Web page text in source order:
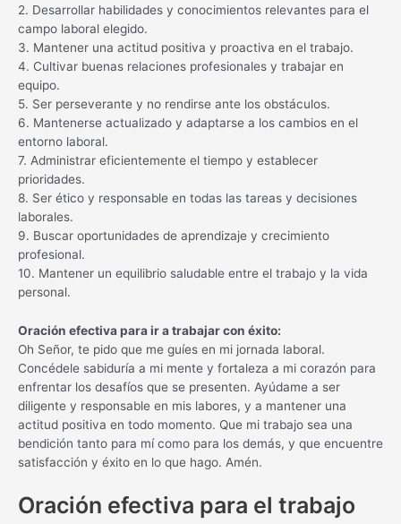
2. Desarrollar habilidades y conocimientos relevantes para el
campo laboral elegido.
3. Mantener una actitud positiva y proactiva en el trabajo.
4. Cultivar buenas relaciones profesionales y trabajar en
equipo.
5. Ser perseverante y no rendirse ante los obstáculos.
6. Mantenerse actualizado y adaptarse a los cambios en el
entorno laboral.
7. Administrar eficientemente el tiempo y establecer
prioridades.
8. Ser ético y responsable en todas las tareas y decisiones
laborales.
9. Buscar oportunidades de aprendizaje y crecimiento
profesional.
10. Mantener un equilibrio saludable entre el trabajo y la vida
personal.
Oración efectiva para ir a trabajar con éxito:
Oh Señor, te pido que me guíes en mi jornada laboral.
Concédele sabiduría a mi mente y fortaleza a mi corazón para
enfrentar los desafíos que se presenten. Ayúdame a ser
diligente y responsable en mis labores, y a mantener una
actitud positiva en todo momento. Que mi trabajo sea una
bendición tanto para mí como para los demás, y que encuentre
satisfacción y éxito en lo que hago. Amén.
Oración efectiva para el trabajo